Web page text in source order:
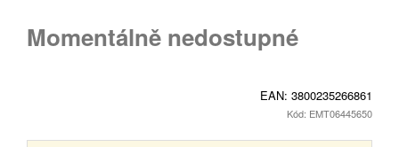
Momentálně nedostupné
EAN: 3800235266861
Kód: EMT06445650